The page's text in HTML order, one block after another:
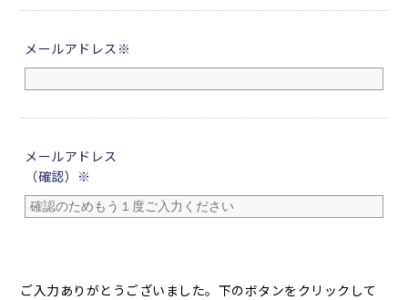
メールアドレス※
メールアドレス
（確認）※
ご入力ありがとうございました。下のボタンをクリックして